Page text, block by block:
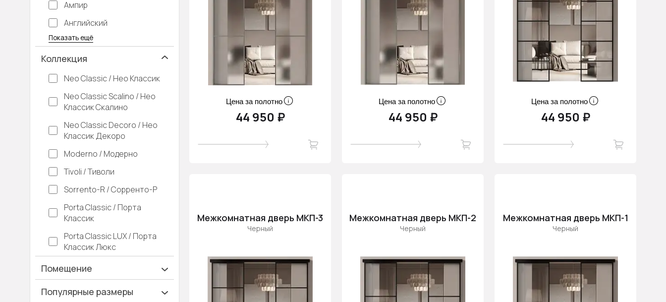
Ампир
Английский
Багетные
Барокко
Кантри
Крашенные
Лофт
Модерн
Под старину
Прованс
Скандинавский
Современная классика
Хай-тек
Показать ещё
Коллекция
Neo Classic / Нео Классик
Neo Classic Scalino / Нео
Классик Скалино
Neo Classic Decoro / Нео
Классик Декоро
Moderno / Модерно
Tivoli / Тиволи
Sorrento-R / Сорренто-Р
Porta Classic / Порта
Классик
Porta Classic LUX / Порта
Классик Люкс
Помещение
Ванная и туалет
Популярные размеры
Цена за полотно
44 950 ₽
Цена за полотно
44 950 ₽
Цена за полотно
44 950 ₽
Межкомнатная дверь МКП-3
Черный
Межкомнатная дверь МКП-2
Черный
Межкомнатная дверь МКП-1
Черный